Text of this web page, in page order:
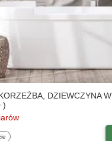
DZIEWCZYNA W
)